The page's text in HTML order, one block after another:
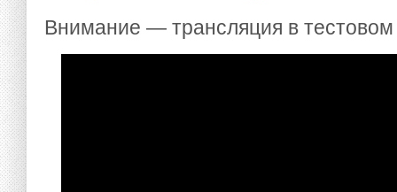
Внимание — трансляция в